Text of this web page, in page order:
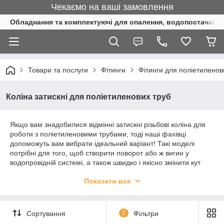
Чекаємо на ваші замовлення
Обладнання та комплектуючі для опалення, водопостачання
Товари та послуги Фітинги Фітинги для
Коліна затискні для поліетиленових труб
Якщо вам знадобилися відмінні затискні різьбові коліна для
роботи з поліетиленовими трубами, тоді наші фахівці
допоможуть вам вибрати ідеальний варіант! Такі моделі
потрібні для того, щоб створити поворот або ж вигин у
водопровідній системі, а також швидко і якісно змінити кут
зовнішнього водопроводу або ж поливальної системи.
води.
Показати все
Сортування 0 Фільтри